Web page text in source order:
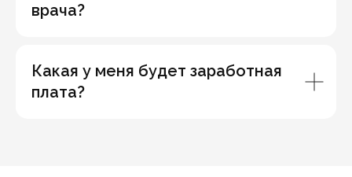
врача?
Какая у меня будет заработная
плата?